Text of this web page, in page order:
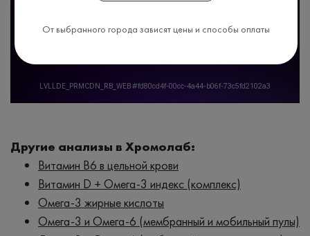
Другие анализы в Хромолаб:
Витамин B6 в цельной крови
Витамин D + Омега-3 индекс (комплекс)
Омега-3 жирные кислоты
Омега-3 и Омега-6 (мембранный и мобильный пулы)
От выбранного города зависят цены и способы оплаты